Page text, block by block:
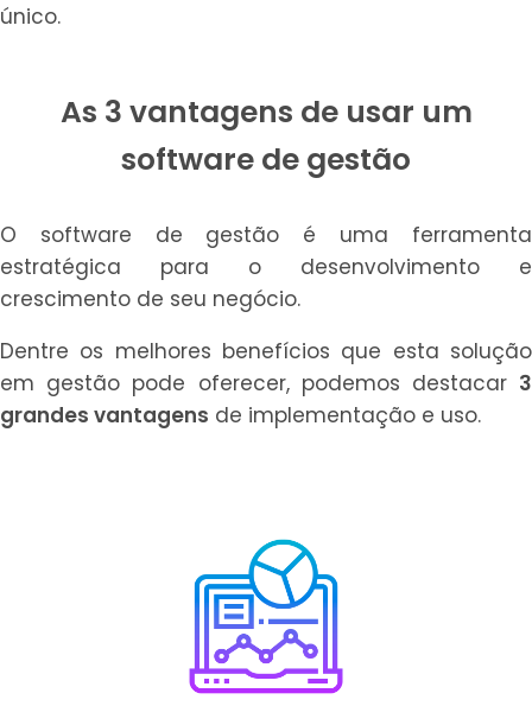
único.
As 3 vantagens de usar um
software de gestão
O software de gestão é uma ferramenta
estratégica para o desenvolvimento e
crescimento de seu negócio.
Dentre os melhores benefícios que esta solução
em gestão pode oferecer, podemos destacar 3
grandes vantagens de implementação e uso.